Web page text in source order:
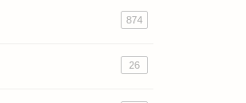
874
26